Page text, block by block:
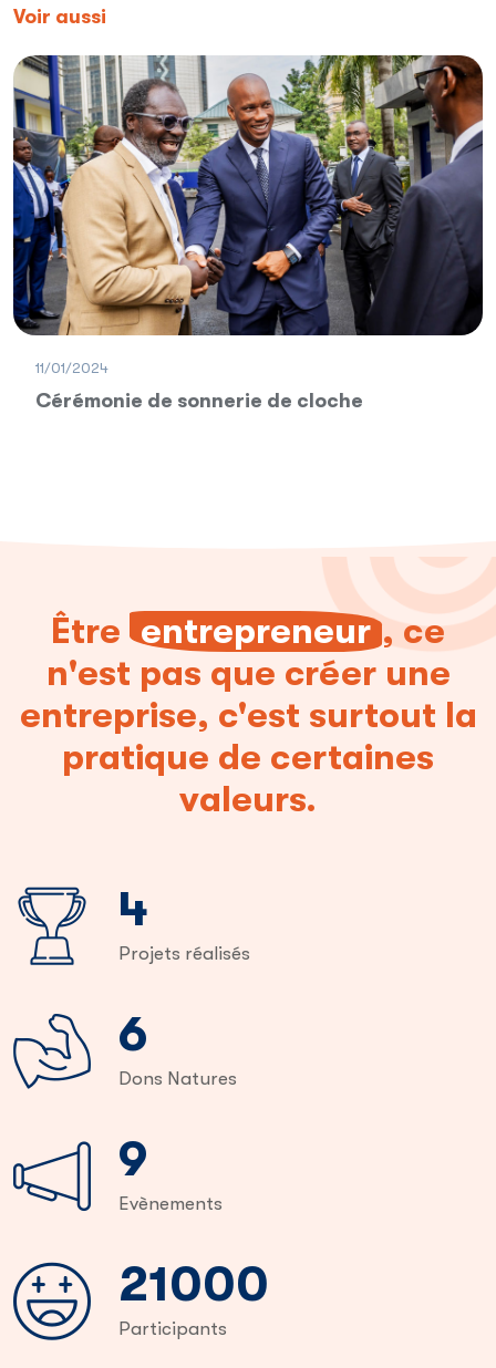
Voir aussi
11/01/2024
Cérémonie de sonnerie de cloche
Être entrepreneur , ce
n'est pas que créer une
entreprise, c'est surtout la
pratique de certaines
valeurs.
6
Projets réalisés
9
Dons Natures
14
Evènements
36000
Participants